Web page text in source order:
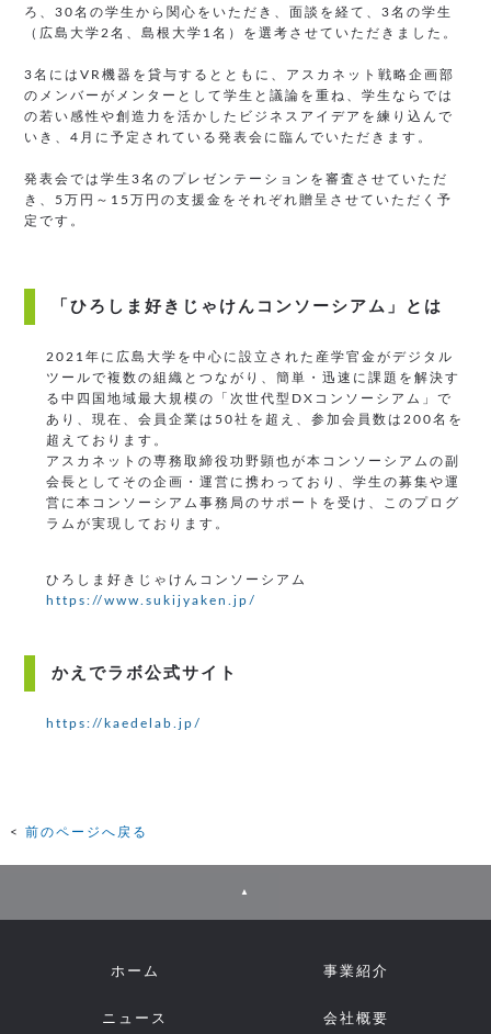
ろ、30名の学生から関心をいただき、面談を経て、3名の学生
（広島大学2名、島根大学1名）を選考させていただきました。
3名にはVR機器を貸与するとともに、アスカネット戦略企画部
のメンバーがメンターとして学生と議論を重ね、学生ならでは
の若い感性や創造力を活かしたビジネスアイデアを練り込んで
いき、4月に予定されている発表会に臨んでいただきます。
発表会では学生3名のプレゼンテーションを審査させていただ
き、5万円～15万円の支援金をそれぞれ贈呈させていただく予
定です。
「ひろしま好きじゃけんコンソーシアム」とは
2021年に広島大学を中心に設立された産学官金がデジタル
ツールで複数の組織とつながり、簡単・迅速に課題を解決す
る中四国地域最大規模の「次世代型DXコンソーシアム」で
あり、現在、会員企業は50社を超え、参加会員数は200名を
超えております。
アスカネットの専務取締役功野顕也が本コンソーシアムの副
会長としてその企画・運営に携わっており、学生の募集や運
営に本コンソーシアム事務局のサポートを受け、このプログ
ラムが実現しております。
ひろしま好きじゃけんコンソーシアム
https://www.sukijyaken.jp/
かえでラボ公式サイト
https://kaedelab.jp/
前のページへ戻る
▲
ホーム 事業紹介
ニュース 会社概要